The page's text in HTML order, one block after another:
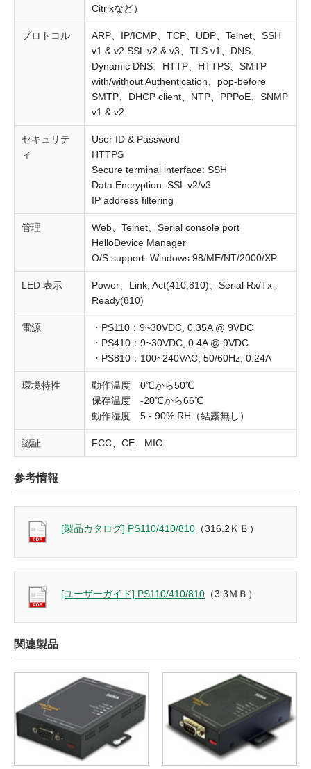
Citrixなど）
プロトコル
ARP、IP/ICMP、TCP、UDP、Telnet、SSH
v1 & v2 SSL v2 & v3、TLS v1、DNS、
Dynamic DNS、HTTP、HTTPS、SMTP
with/without Authentication、pop-before
SMTP、DHCP client、NTP、PPPoE、SNMP
v1 & v2
セキュリテ
ィ
User ID & Password
HTTPS
Secure terminal interface: SSH
Data Encryption: SSL v2/v3
IP address filtering
管理
Web、Telnet、Serial console port
HelloDevice Manager
O/S support: Windows 98/ME/NT/2000/XP
LED 表示
Power、Link, Act(410,810)、Serial Rx/Tx、
Ready(810)
電源
・PS110：9~30VDC, 0.35A @ 9VDC
・PS410：9~30VDC, 0.4A @ 9VDC
・PS810：100~240VAC, 50/60Hz, 0.24A
環境特性
動作温度 0℃から50℃
保存温度 -20℃から66℃
動作湿度 5 - 90% RH（結露無し）
認証 FCC、CE、MIC
参考情報
[製品カタログ] PS110/410/810 （316.2ＫＢ）
[ユーザーガイド] PS110/410/810 （3.3ＭＢ）
関連製品